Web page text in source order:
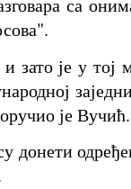
са
зато је у тој
је Вучић.
донети